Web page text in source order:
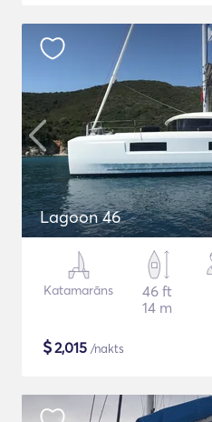
Lagoon 46
Katamarāns
46 ft
14 m
$2,015 /nakts